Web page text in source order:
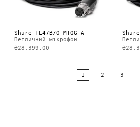
Shure TL47B/O-MTQG-A
Петличний мікрофон
₴28,399.00
1 2 3